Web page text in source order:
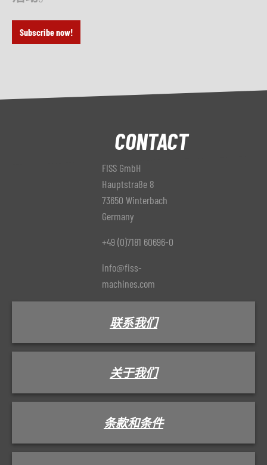
Subscribe now!
CONTACT
FISS GmbH
Hauptstraße 8
73650 Winterbach
Germany
+49 (0)7181 60696-0
info@fiss-
machines.com
联系我们
关于我们
条款和条件